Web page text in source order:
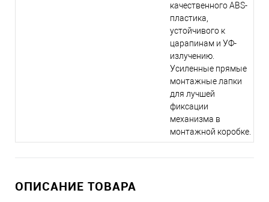
качественного ABS-
пластика,
устойчивого к
царапинам и УФ-
излучению.
Усиленные прямые
монтажные лапки
для лучшей
фиксации
механизма в
монтажной коробке.
ОПИСАНИЕ ТОВАРА